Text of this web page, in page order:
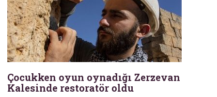
Çocukken oyun oynadığı Zerzevan
Kalesinde restoratör oldu